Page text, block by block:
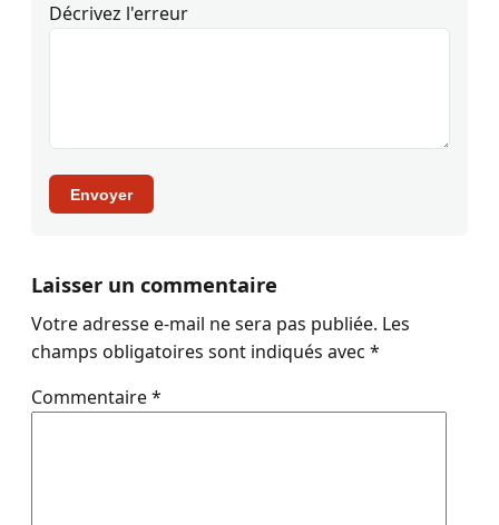
Décrivez l'erreur
Envoyer
Laisser un commentaire
Votre adresse e-mail ne sera pas publiée. Les
champs obligatoires sont indiqués avec *
Commentaire*